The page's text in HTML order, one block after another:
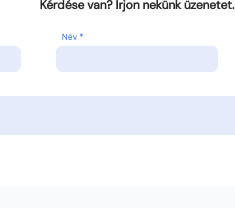
Kérdése van? Írjon nekünk üzenetet.
Név